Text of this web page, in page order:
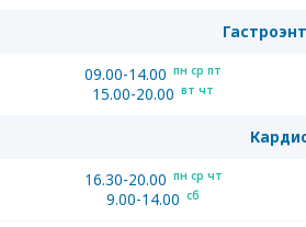
09.00-14.00 пн ср пт
15.00-20.00 вт чт
16.30-20.00 пн ср чт
9.00-14.00 сб